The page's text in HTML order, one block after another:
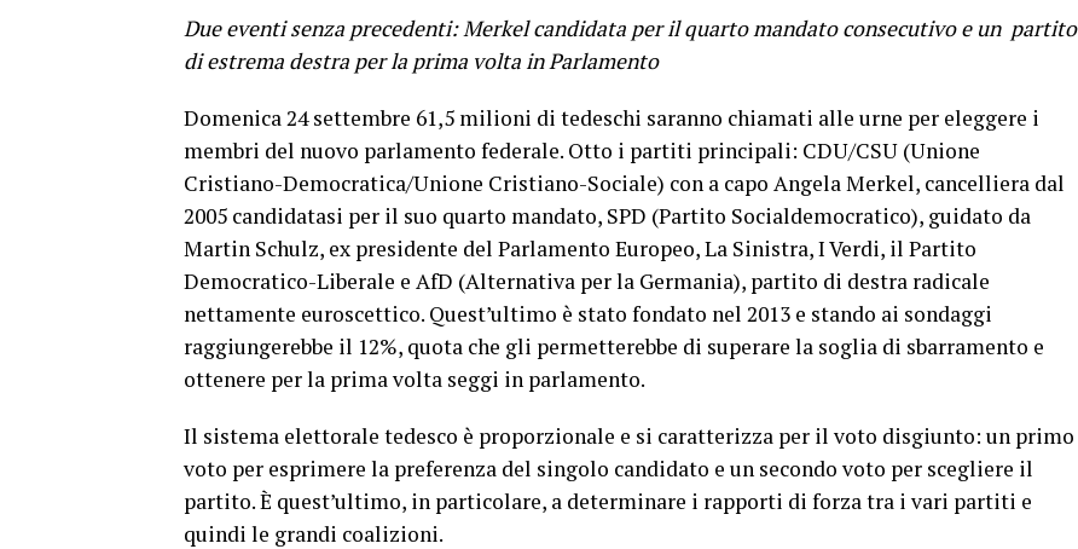
Due eventi senza precedenti: Merkel candidata per il quarto mandato consecutivo e un partito
di estrema destra per la prima volta in Parlamento
Domenica 24 settembre 61,5 milioni di tedeschi saranno chiamati alle urne per eleggere i
membri del nuovo parlamento federale. Otto i partiti principali: CDU/CSU (Unione
Cristiano-Democratica/Unione Cristiano-Sociale) con a capo Angela Merkel, cancelliera dal
2005 candidatasi per il suo quarto mandato, SPD (Partito Socialdemocratico), guidato da
Martin Schulz, ex presidente del Parlamento Europeo, La Sinistra, I Verdi, il Partito
Democratico-Liberale e AfD (Alternativa per la Germania), partito di destra radicale
nettamente euroscettico. Quest’ultimo è stato fondato nel 2013 e stando ai sondaggi
raggiungerebbe il 12%, quota che gli permetterebbe di superare la soglia di sbarramento e
ottenere per la prima volta seggi in parlamento.
Il sistema elettorale tedesco è proporzionale e si caratterizza per il voto disgiunto: un primo
voto per esprimere la preferenza del singolo candidato e un secondo voto per scegliere il
partito. È quest’ultimo, in particolare, a determinare i rapporti di forza tra i vari partiti e
quindi le grandi coalizioni.